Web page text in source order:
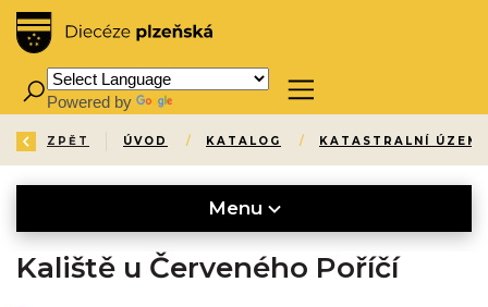
Powered by
ZPĚT ÚVOD / KATALOG / KATASTRALNÍ ÚZEMÍ
Menu
Kaliště u Červeného Poříčí